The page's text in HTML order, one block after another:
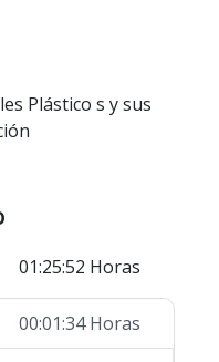
Plástico s y sus
01:25:52 Horas
00:01:34 Horas